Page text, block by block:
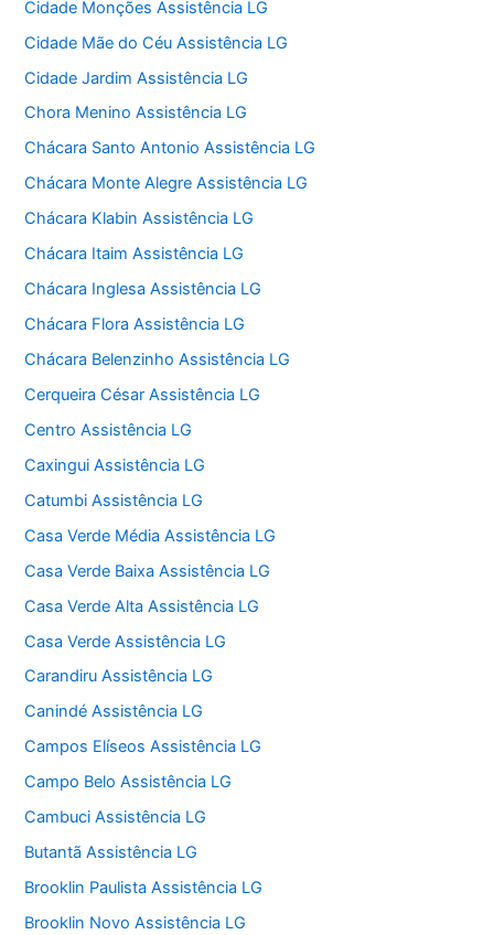
Cidade Monções Assistência LG
Cidade Mãe do Céu Assistência LG
Cidade Jardim Assistência LG
Chora Menino Assistência LG
Chácara Santo Antonio Assistência LG
Chácara Monte Alegre Assistência LG
Chácara Klabin Assistência LG
Chácara Itaim Assistência LG
Chácara Inglesa Assistência LG
Chácara Flora Assistência LG
Chácara Belenzinho Assistência LG
Cerqueira César Assistência LG
Centro Assistência LG
Caxingui Assistência LG
Catumbi Assistência LG
Casa Verde Média Assistência LG
Casa Verde Baixa Assistência LG
Casa Verde Alta Assistência LG
Casa Verde Assistência LG
Carandiru Assistência LG
Canindé Assistência LG
Campos Elíseos Assistência LG
Campo Belo Assistência LG
Cambuci Assistência LG
Butantã Assistência LG
Brooklin Paulista Assistência LG
Brooklin Novo Assistência LG